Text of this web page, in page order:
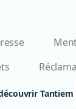
Tantiem